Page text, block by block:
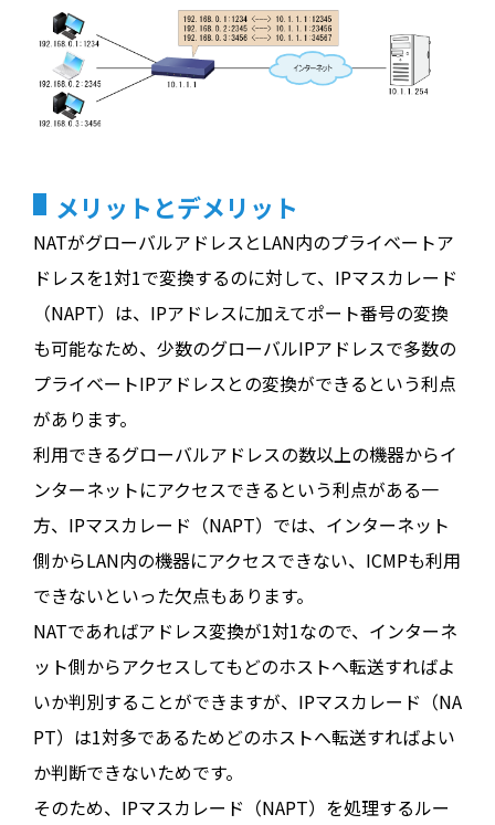
メリットとデメリット
NATがグローバルアドレスとLAN内のプライベートア
ドレスを1対1で変換するのに対して、IPマスカレード
（NAPT）は、IPアドレスに加えてポート番号の変換
も可能なため、少数のグローバルIPアドレスで多数の
プライベートIPアドレスとの変換ができるという利点
があります。
利用できるグローバルアドレスの数以上の機器からイ
ンターネットにアクセスできるという利点がある一
方、IPマスカレード（NAPT）では、インターネット
側からLAN内の機器にアクセスできない、ICMPも利用
できないといった欠点もあります。
NATであればアドレス変換が1対1なので、インターネ
ット側からアクセスしてもどのホストへ転送すればよ
いか判別することができますが、IPマスカレード（NA
PT）は1対多であるためどのホストへ転送すればよい
か判断できないためです。
そのため、IPマスカレード（NAPT）を処理するルー